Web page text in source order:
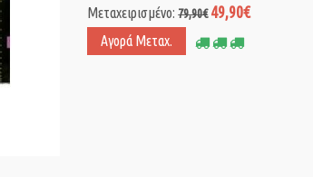
Μεταχειρισμένο:79,90€ 49,90€
Αγορά Μεταχ.